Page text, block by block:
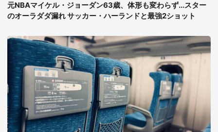
元NBAマイケル・ジョーダン63歳、体形も変わらず...スター
のオーラダダ漏れ サッカー・ハーランドと最強2ショット